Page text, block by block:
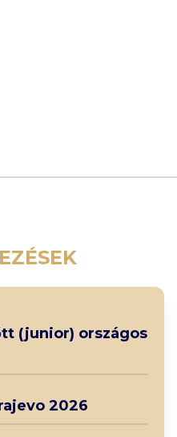
(junior) országos
2026